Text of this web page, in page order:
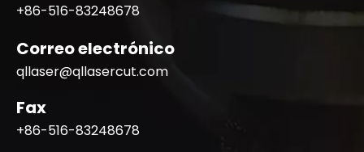
+86-516-83248678
Correo electrónico
qllaser@qllasercut.com
Fax
+86-516-83248678